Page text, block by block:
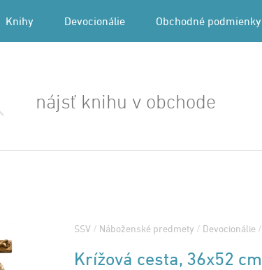
Knihy Devocionálie Obchodné podmienky
SSV / Náboženské predmety / Devocionálie /
Krížová cesta, 36x52 cm